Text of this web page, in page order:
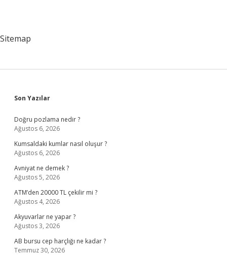
Sitemap
Sidebar
Son Yazılar
Doğru pozlama nedir ?
Ağustos 6, 2026
Kumsaldaki kumlar nasıl oluşur ?
Ağustos 6, 2026
Avniyat ne demek ?
Ağustos 5, 2026
ATM’den 20000 TL çekilir mi ?
Ağustos 4, 2026
Akyuvarlar ne yapar ?
Ağustos 3, 2026
AB bursu cep harçlığı ne kadar ?
Temmuz 30, 2026